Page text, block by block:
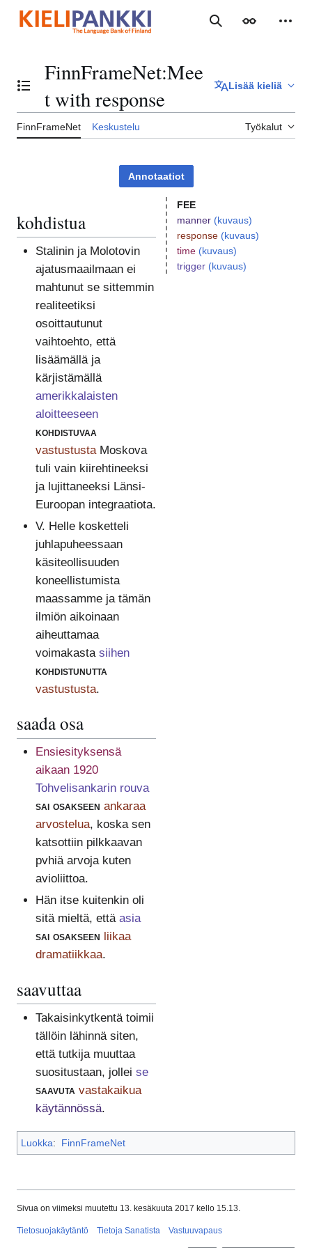
sisältöön
Haku Ulkoasu
Vaihda sisällysluettelo
FinnFrameNet:Mee
t with response
Lisää kieliä
FinnFrameNet Keskustelu Työkalut
Annotaatiot
kohdistua
Stalinin ja Molotovin
ajatusmaailmaan ei
mahtunut se sittemmin
realiteetiksi
osoittautunut
vaihtoehto, että
lisäämällä ja
kärjistämällä
amerikkalaisten
aloitteeseen
kohdistuvaa
vastustustaMoskova
tuli vain kiirehtineeksi
ja lujittaneeksi Länsi-
Euroopan integraatiota.
V. Helle kosketteli
juhlapuheessaan
käsiteollisuuden
koneellistumista
maassamme ja tämän
ilmiön aikoinaan
aiheuttamaa
voimakasta siihen
kohdistunutta
vastustusta.
saada osa
Ensiesityksensä
aikaan 1920
Tohvelisankarin rouva
sai osakseen ankaraa
arvostelua, koska sen
katsottiin pilkkaavan
pvhiä arvoja kuten
avioliittoa.
Hän itse kuitenkin oli
sitä mieltä, että asia
sai osakseen liikaa
dramatiikkaa.
saavuttaa
Takaisinkytkentä toimii
tällöin lähinnä siten,
että tutkija muuttaa
suositustaan, jollei se
saavuta vastakaikua
käytännössä.
FEE
manner (kuvaus)
response (kuvaus)
time (kuvaus)
trigger (kuvaus)
Luokka: FinnFrameNet
Sivua on viimeksi muutettu 13. kesäkuuta 2017 kello 15.13.
Tietosuojakäytäntö Tietoja Sanatista Vastuuvapaus